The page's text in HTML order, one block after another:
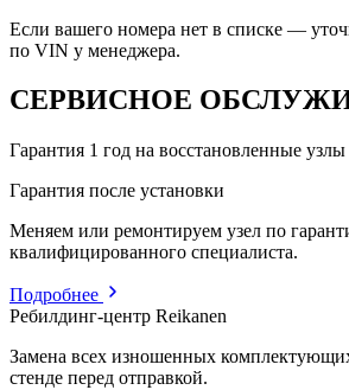
Если вашего номера нет в списке —
по VIN у менеджера.
СЕРВИСНОЕ
Гарантия 1 год на восстановленные узлы
Гарантия после установки
Меняем или ремонтируем узел по
квалифицированного специалиста.
Подробнее
Ребилдинг-центр Reikanen
Замена всех изношенных
стенде перед отправкой.